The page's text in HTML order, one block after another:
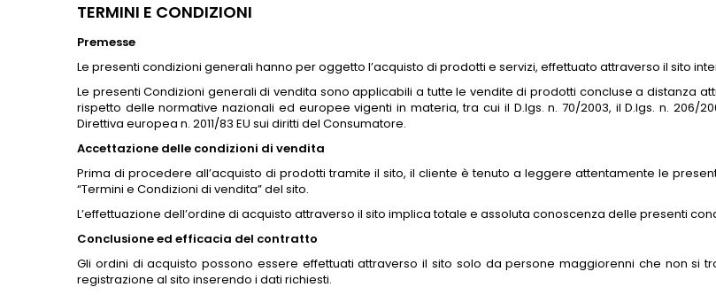
TERMINI E CONDIZIONI
Premesse
Le presenti condizioni generali hanno per oggetto l’acquisto di prodotti e servizi, effettuato attraverso il sito
Le presenti Condizioni generali di vendita sono applicabili a tutte le vendite di prodotti concluse a distanza
rispetto delle normative nazionali ed europee vigenti in materia, tra cui il D.lgs. n. 70/2003, il D.lgs. n. 206/
Direttiva europea n. 2011/83 EU sui diritti del Consumatore.
Accettazione delle condizioni di vendita
Prima di procedere all’acquisto di prodotti tramite il sito, il cliente è tenuto a leggere attentamente le
“Termini e Condizioni di vendita” del sito.
L’effettuazione dell’ordine di acquisto attraverso il sito implica totale e assoluta conoscenza delle presenti
Conclusione ed efficacia del contratto
Gli ordini di acquisto possono essere effettuati attraverso il sito solo da persone maggiorenni che non si
registrazione al sito inserendo i dati richiesti.